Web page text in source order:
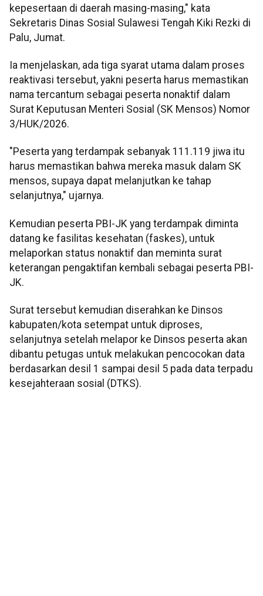
kepesertaan di daerah masing-masing," kata
Sekretaris Dinas Sosial Sulawesi Tengah Kiki Rezki di
Palu, Jumat.
Ia menjelaskan, ada tiga syarat utama dalam proses
reaktivasi tersebut, yakni peserta harus memastikan
nama tercantum sebagai peserta nonaktif dalam
Surat Keputusan Menteri Sosial (SK Mensos) Nomor
3/HUK/2026.
"Peserta yang terdampak sebanyak 111.119 jiwa itu
harus memastikan bahwa mereka masuk dalam SK
mensos, supaya dapat melanjutkan ke tahap
selanjutnya," ujarnya.
Kemudian peserta PBI-JK yang terdampak diminta
datang ke fasilitas kesehatan (faskes), untuk
melaporkan status nonaktif dan meminta surat
keterangan pengaktifan kembali sebagai peserta PBI-
JK.
Surat tersebut kemudian diserahkan ke Dinsos
kabupaten/kota setempat untuk diproses,
selanjutnya setelah melapor ke Dinsos peserta akan
dibantu petugas untuk melakukan pencocokan data
berdasarkan desil 1 sampai desil 5 pada data terpadu
kesejahteraan sosial (DTKS).